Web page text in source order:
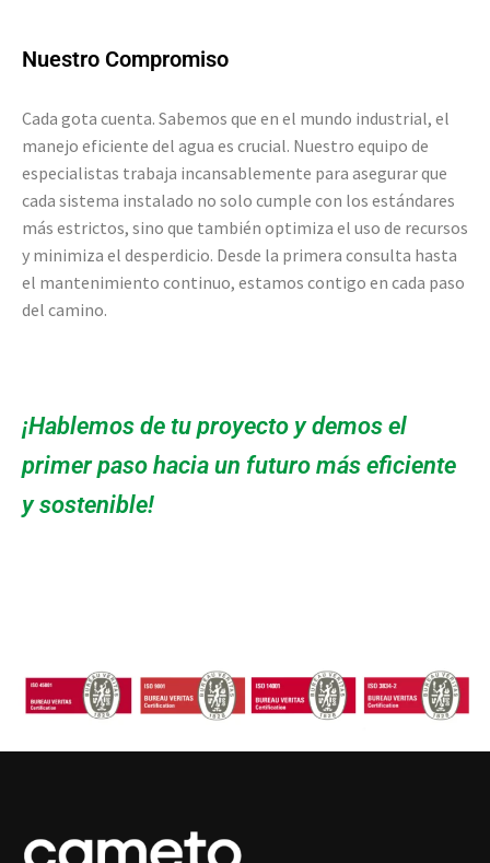
Nuestro Compromiso
Cada gota cuenta. Sabemos que en el mundo industrial, el
manejo eficiente del agua es crucial. Nuestro equipo de
especialistas trabaja incansablemente para asegurar que
cada sistema instalado no solo cumple con los estándares
más estrictos, sino que también optimiza el uso de recursos
y minimiza el desperdicio. Desde la primera consulta hasta
el mantenimiento continuo, estamos contigo en cada paso
del camino.
¡Hablemos de tu proyecto y demos el
primer paso hacia un futuro más eficiente
y sostenible!